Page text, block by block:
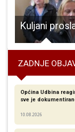
ZADNJE
Općina Udbina
sve je
10.08.2026